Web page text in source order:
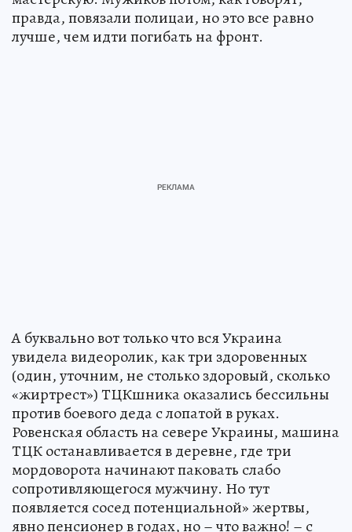
правда, повязали полицаи, но это все равно
лучше, чем идти погибать на фронт.
А буквально вот только что вся Украина
увидела видеоролик, как три здоровенных
(один, уточним, не столько здоровый, сколько
«жиртрест») ТЦКшника оказались бессильны
против боевого деда с лопатой в руках.
Ровенская область на севере Украины, машина
ТЦК останавливается в деревне, где три
мордоворота начинают паковать слабо
сопротивляющегося мужчину. Но тут
появляется сосед потенциальной» жертвы,
явно пенсионер в годах, но – что важно! – с